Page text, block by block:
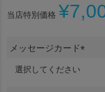
当店特別価格 ¥
メッセージカード